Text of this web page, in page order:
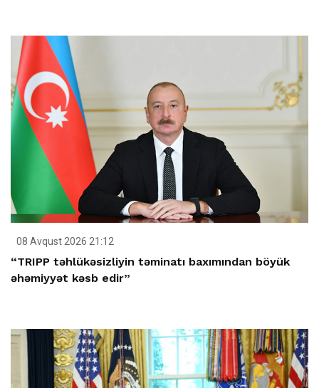
08 Avqust 2026 21:12
“TRIPP təhlükəsizliyin təminatı baxımından böyük
əhəmiyyət kəsb edir”